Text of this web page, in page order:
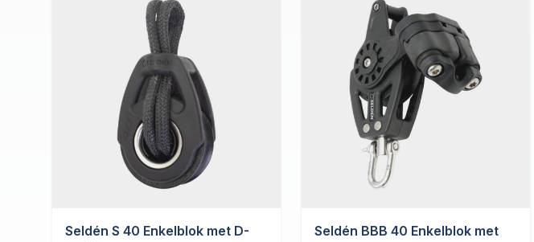
Seldén S 40 Enkelblok met D-
Seldén BBB 40 Enkelblok met